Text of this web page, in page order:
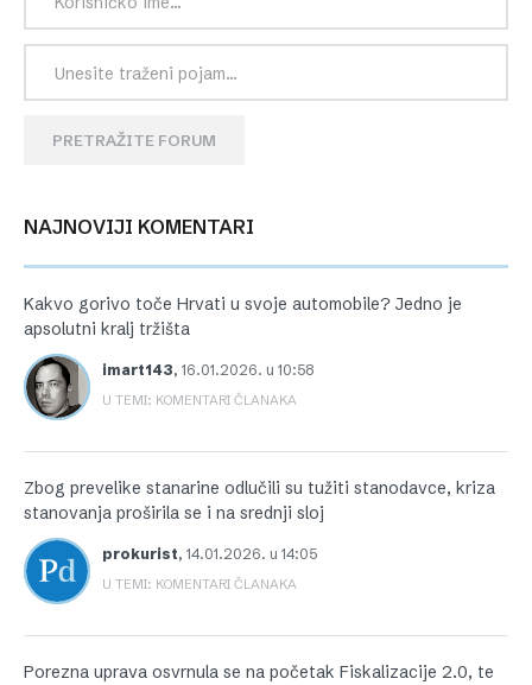
PRETRAŽITE FORUM
NAJNOVIJI KOMENTARI
Kakvo gorivo toče Hrvati u svoje automobile? Jedno je
apsolutni kralj tržišta
imart143, 16.01.2026. u 10:58
U TEMI: KOMENTARI ČLANAKA
Zbog prevelike stanarine odlučili su tužiti stanodavce, kriza
stanovanja proširila se i na srednji sloj
prokurist, 14.01.2026. u 14:05
U TEMI: KOMENTARI ČLANAKA
Porezna uprava osvrnula se na početak Fiskalizacije 2.0, te